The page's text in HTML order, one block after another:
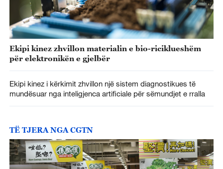
Ekipi kinez zhvillon materialin e bio-riciklueshëm
për elektronikën e gjelbër
Ekipi kinez i kërkimit zhvillon një sistem diagnostikues të
mundësuar nga inteligjenca artificiale për sëmundjet e rralla
TË TJERA NGA CGTN